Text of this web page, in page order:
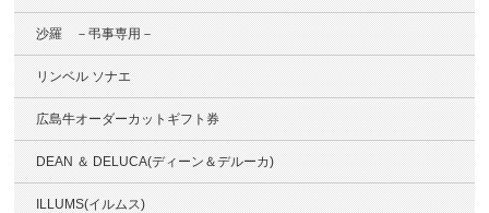
沙羅 －弔事専用－
リンベル ソナエ
広島牛オーダーカットギフト券
DEAN ＆ DELUCA(ディーン＆デルーカ)
ILLUMS(イルムス)